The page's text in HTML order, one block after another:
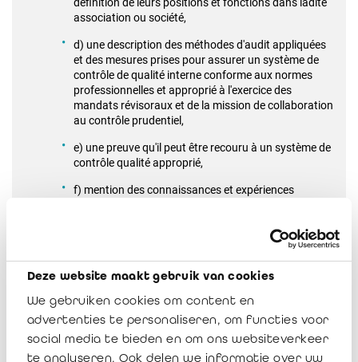
Deze website maakt gebruik van cookies
We gebruiken cookies om content en
advertenties te personaliseren, om functies voor
social media te bieden en om ons websiteverkeer
te analyseren. Ook delen we informatie over uw
association ou société,
d) une description des méthodes d'audit appliquées
et des mesures prises pour assurer un système de
contrôle de qualité interne conforme aux normes
professionnelles et approprié à l'exercice des
mandats révisoraux et de la mission de collaboration
au contrôle prudentiel,
e) une preuve qu'il peut être recouru à un système de
contrôle qualité approprié,
f) mention des connaissances et expériences
soit auprès d'entreprises financières, soit auprès
d'établissements de paiement et d'établissements de
monnaie électronique,
permanente assurant la tenue à jour des
connaissances relatives au régime public de
contrôle, et à son application soit aux entreprises
financières, soit aux établissements de paiement et